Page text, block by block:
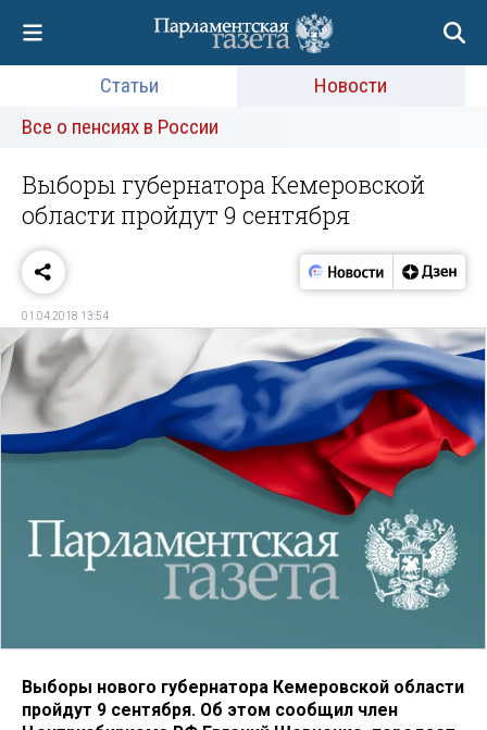
Статьи
Новости
Все о пенсиях в России
Выборы губернатора Кемеровской
области пройдут 9 сентября
01.04.2018 13:54
Выборы нового губернатора Кемеровской области
пройдут 9 сентября. Об этом сообщил член